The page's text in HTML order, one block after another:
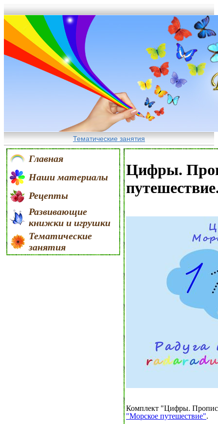
Тематические занятия
Главная
Наши материалы
Рецепты
Развивающие
книжки и игрушки
Тематические
занятия
Цифры.
Комплект "Цифры.
"Морское путешествие".